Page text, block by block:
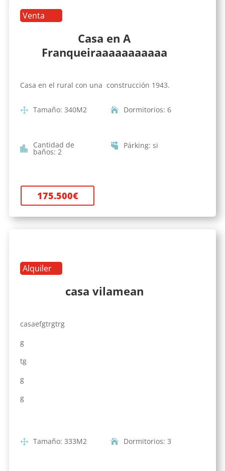
Venta
Casa en A
Franqueiraaaaaaaaaaa
Casa en el rural con una construcción 1943.
Tamaño: 340M2 Dormitorios: 6
Cantidad de
baños: 2
Párking: si
175.500€
Alquiler
casa vilamean
casaefgtrgtrg
g
tg
g
g
Tamaño: 333M2 Dormitorios: 3